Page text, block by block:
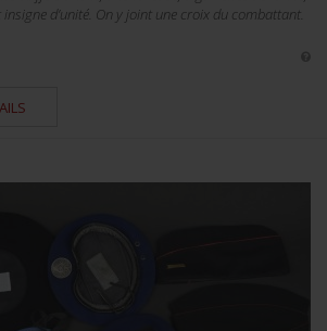
d’unité. On y joint une croix du combattant.